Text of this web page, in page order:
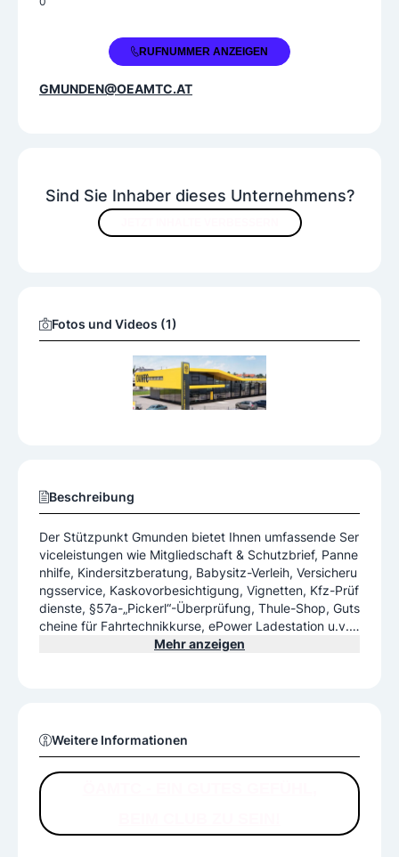
Sind Sie Inhaber dieses Unternehmens?
Fotos und Videos (1)
Beschreibung
Der Stützpunkt Gmunden bietet Ihnen umfassende Ser
viceleistungen wie Mitgliedschaft & Schutzbrief, Panne
nhilfe, Kindersitzberatung, Babysitz-Verleih, Versicheru
ngsservice, Kaskovorbesichtigung, Vignetten, Kfz-Prüf
dienste, §57a-„Pickerl“-Überprüfung, Thule-Shop, Guts
cheine für Fahrtechnikkurse, ePower Ladestation u.v.
Mehr anzeigen
Weitere Informationen
+43 7612 71211RUFNUMMER ANZEIGEN
GMUNDEN@OEAMTC.AT